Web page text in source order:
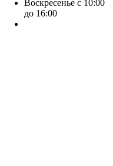
Воскресенье с 10:00
до 16:00